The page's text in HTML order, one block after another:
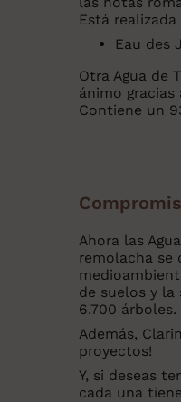
Está
Eau des
Otra Agua de
ánimo
Contiene un
Ahora las
remolacha se
de suelos y la
6.700 árboles.
Además,
proyectos!
Y, si deseas
cada una